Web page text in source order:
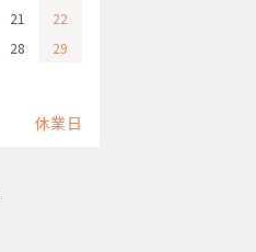
21
22
28
29
休業日